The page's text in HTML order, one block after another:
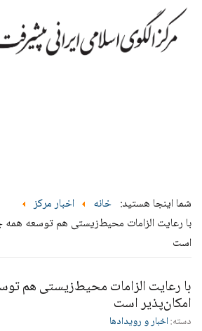
شما اینجا هستید: خانه
اخبار مرکز
با رعایت الزامات محیط‌زیستی هم توسعه همه
است
با رعایت الزامات محیط‌زیستی هم
امکان‌پذیر است
دسته:اخبار و رویدادها